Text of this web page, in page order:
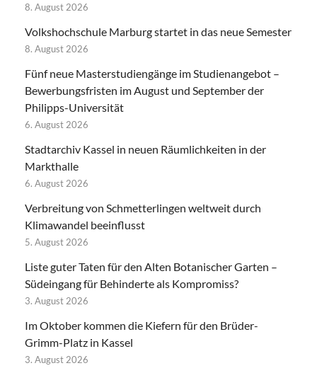
8. August 2026
Volkshochschule Marburg startet in das neue Semester
8. August 2026
Fünf neue Masterstudiengänge im Studienangebot –
Bewerbungsfristen im August und September der
Philipps-Universität
6. August 2026
Stadtarchiv Kassel in neuen Räumlichkeiten in der
Markthalle
6. August 2026
Verbreitung von Schmetterlingen weltweit durch
Klimawandel beeinflusst
5. August 2026
Liste guter Taten für den Alten Botanischer Garten –
Südeingang für Behinderte als Kompromiss?
3. August 2026
Im Oktober kommen die Kiefern für den Brüder-
Grimm-Platz in Kassel
3. August 2026